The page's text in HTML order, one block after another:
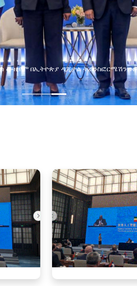
ሙዚየም በኢትዮጵያ ዲጂታል ትራንስፎርሜሽን ጉዞ